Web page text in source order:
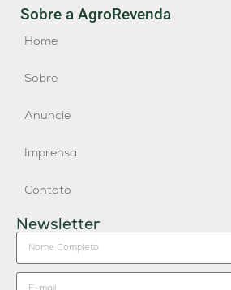
Sobre a AgroRevenda
Home
Sobre
Anuncie
Imprensa
Contato
Newsletter